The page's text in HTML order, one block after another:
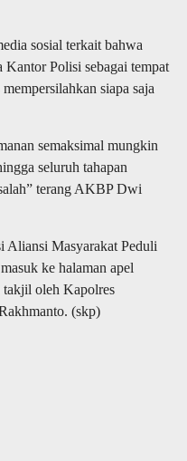
sosial terkait bahwa
Polisi sebagai tempat
siapa saja
semaksimal mungkin
seluruh tahapan
terang AKBP Dwi
Aliansi Masyarakat Peduli
ke halaman apel
takjil oleh Kapolres
(skp)